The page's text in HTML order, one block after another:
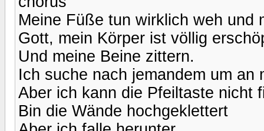
Meine Füße tun wirklich weh und
Gott, mein Körper ist völlig
Und meine Beine zittern.
Ich suche nach jemandem um an
Aber ich kann die Pfeiltaste nicht
Bin die Wände hochgeklettert